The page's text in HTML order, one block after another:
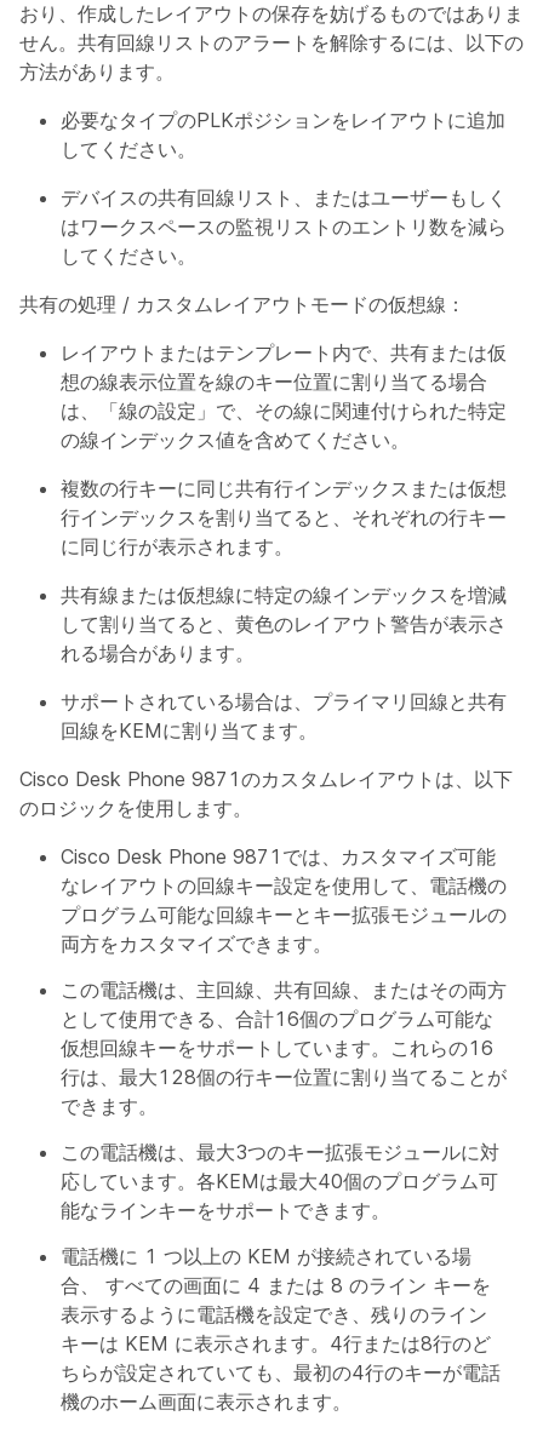
おり、作成したレイアウトの保存を妨げるものではありま
せん。共有回線リストのアラートを解除するには、以下の
方法があります。
必要なタイプのPLKポジションをレイアウトに追加
してください。
デバイスの共有回線リスト、またはユーザーもしく
はワークスペースの監視リストのエントリ数を減ら
してください。
共有の処理 / カスタムレイアウトモードの仮想線：
レイアウトまたはテンプレート内で、共有または仮
想の線表示位置を線のキー位置に割り当てる場合
は、「線の設定」で、その線に関連付けられた特定
の線インデックス値を含めてください。
複数の行キーに同じ共有行インデックスまたは仮想
行インデックスを割り当てると、それぞれの行キー
に同じ行が表示されます。
共有線または仮想線に特定の線インデックスを増減
して割り当てると、黄色のレイアウト警告が表示さ
れる場合があります。
サポートされている場合は、プライマリ回線と共有
回線をKEMに割り当てます。
Cisco Desk Phone 9871のカスタムレイアウトは、以下
のロジックを使用します。
Cisco Desk Phone 9871では、カスタマイズ可能
なレイアウトの回線キー設定を使用して、電話機の
プログラム可能な回線キーとキー拡張モジュールの
両方をカスタマイズできます。
この電話機は、主回線、共有回線、またはその両方
として使用できる、合計16個のプログラム可能な
仮想回線キーをサポートしています。これらの16
行は、最大128個の行キー位置に割り当てることが
できます。
この電話機は、最大3つのキー拡張モジュールに対
応しています。各KEMは最大40個のプログラム可
能なラインキーをサポートできます。
電話機に 1 つ以上の KEM が接続されている場
合、 すべての画面に 4 または 8 のライン キーを
表示するように電話機を設定でき、残りのライン
キーは KEM に表示されます。4行または8行のど
ちらが設定されていても、最初の4行のキーが電話
機のホーム画面に表示されます。